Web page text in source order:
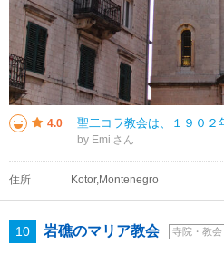
4.0
by Emi
住所 Kotor,Montenegro
10 岩礁のマリア教会 寺院・教会